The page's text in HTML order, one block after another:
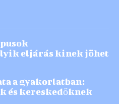
eljárás kinek jöhet
a gyakorlatban:
és kereskedőknek